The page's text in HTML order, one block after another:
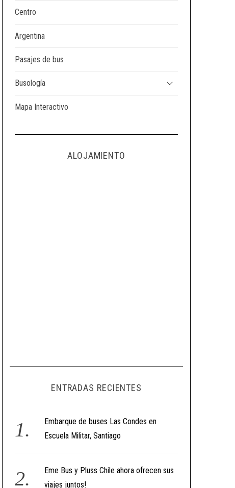
Centro
Argentina
Pasajes de bus
Busología
Mapa Interactivo
ALOJAMIENTO
ENTRADAS RECIENTES
Embarque de buses Las Condes en
Escuela Militar, Santiago
Eme Bus y Pluss Chile ahora ofrecen sus
viajes juntos!